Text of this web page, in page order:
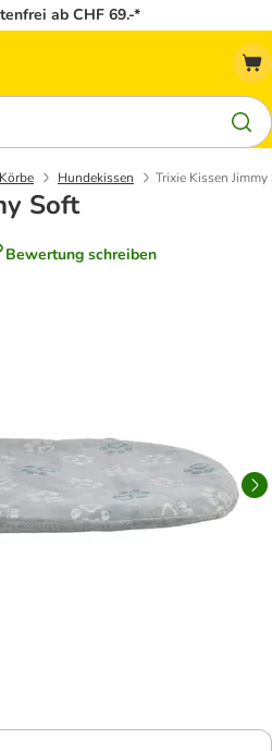
ab CHF 69.-*
Hundekissen Trixie Kissen Jimmy
Soft
Bewertung schreiben